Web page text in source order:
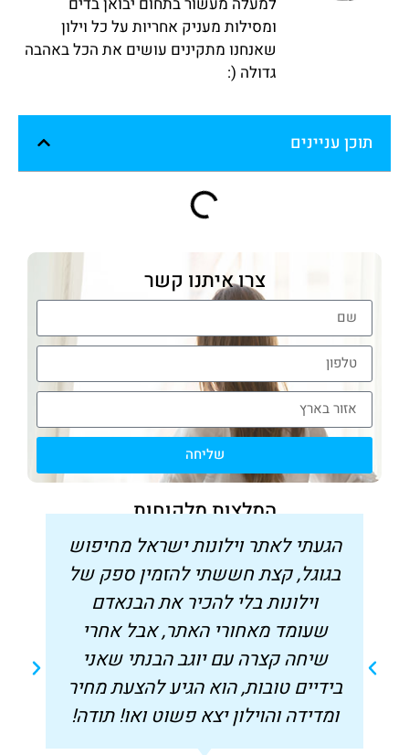
תוכן עניינים
צרו איתנו קשר
שליחה
המלצות מלקוחות
הגעתי לאתר וילונות ישראל מחיפוש
בגוגל, קצת חששתי להזמין ספק של
וילונות בלי להכיר את הבנאדם
שעומד מאחורי האתר, אבל אחרי
שיחה קצרה עם יוגב הבנתי שאני
בידיים טובות, הוא הגיע להצעת מחיר
ומדידה והוילון יצא פשוט ואו! תודה!
ומסילות מעניק אחריות על כל וילון
שאנחנו מתקינים עושים את הכל באהבה
גדולה (: